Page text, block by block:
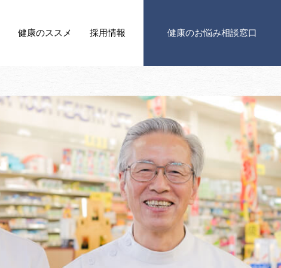
健康のススメ 採用情報 健康のお悩み相談窓口